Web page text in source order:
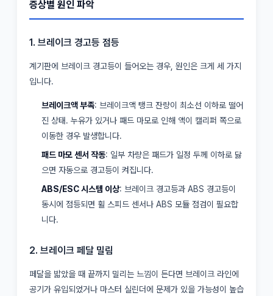
증상별 원인 파악
1. 브레이크 경고등 점등
계기판에 브레이크 경고등이 들어오는 경우, 원인은 크게 세 가지
입니다.
브레이크액 부족: 브레이크액 탱크 잔량이 최소선 이하로 떨어
진 상태. 누유가 있거나 패드 마모로 인해 액이 캘리퍼 쪽으로
이동한 경우 발생합니다.
패드 마모 센서 작동: 일부 차량은 패드가 일정 두께 이하로 닳
으면 자동으로 경고등이 켜집니다.
ABS/ESC 시스템 이상: 브레이크 경고등과 ABS 경고등이
동시에 점등되면 휠 스피드 센서나 ABS 모듈 점검이 필요합
니다.
2. 브레이크 페달 밀림
페달을 밟았을 때 끝까지 밀리는 느낌이 든다면 브레이크 라인에
공기가 유입되었거나 마스터 실린더에 문제가 있을 가능성이 높습